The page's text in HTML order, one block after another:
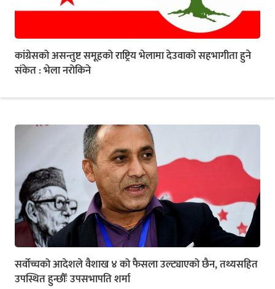
कांग्रेसको असन्तुष्ट समूहको राष्ट्रिय भेलामा देउवाको सहभागीता हुने
संकेत : भेला नरोकिने
सर्वोच्चको आदेशले वैशाख ४ को फैसला उल्ट्याएको छैन, तथ्यसहित
उपस्थित हुन्छौँः उपसभापति शर्मा